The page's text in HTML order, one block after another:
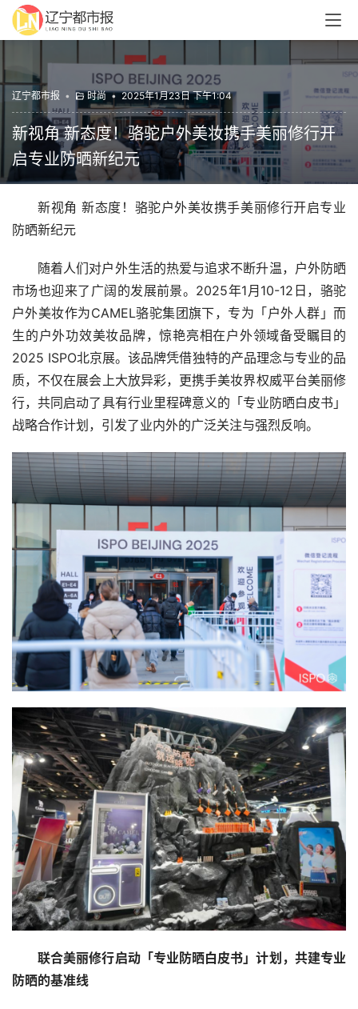
辽宁都市报 • 时尚 • 2025年1月23日 下午1:04
新视角 新态度！骆驼户外美妆携手美丽修行开
启专业防晒新纪元
新视角 新态度！骆驼户外美妆携手美丽修行开启专业
防晒新纪元
随着人们对户外生活的热爱与追求不断升温，户外防晒
市场也迎来了广阔的发展前景。2025年1月10-12日，骆驼
户外美妆作为CAMEL骆驼集团旗下，专为「户外人群」而
生的户外功效美妆品牌，惊艳亮相在户外领域备受瞩目的
2025 ISPO北京展。该品牌凭借独特的产品理念与专业的品
质，不仅在展会上大放异彩，更携手美妆界权威平台美丽修
行，共同启动了具有行业里程碑意义的「专业防晒白皮书」
战略合作计划，引发了业内外的广泛关注与强烈反响。
联合美丽修行启动「专业防晒白皮书」计划 ， 共建专业
防晒的基准线